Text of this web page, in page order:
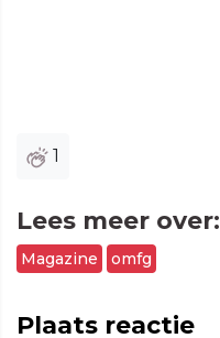
1
Lees meer over:
Magazine omfg
Plaats reactie